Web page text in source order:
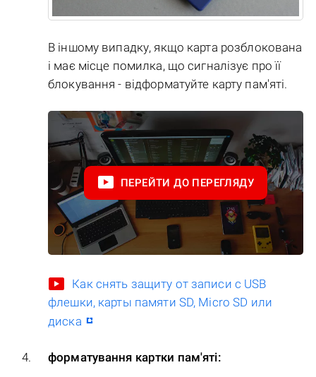
В іншому випадку, якщо карта розблокована
і має місце помилка, що сигналізує про її
блокування - відформатуйте карту пам'яті.
ПЕРЕЙТИ ДО ПЕРЕГЛЯДУ
Как снять защиту от записи с USB
флешки, карты памяти SD, Micro SD или
диска
форматування картки пам'яті: